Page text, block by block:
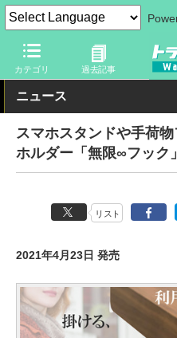
カテゴリ 過去記事
トラベル Watch 旅のアイテム
ニュース
スマホスタンドや手荷
ホルダー「無限∞フック」
リスト
2021年4月23日 発売